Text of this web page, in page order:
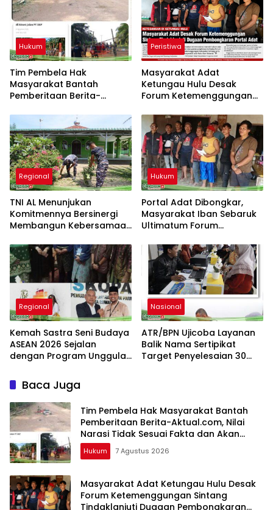
Hukum
Tim Pembela Hak
Masyarakat Bantah
Pemberitaan Berita-
Tidak Sesuai Fakta dan
Akan Tempuh Jalur Dewan
Pers
Peristiwa
Masyarakat Adat
Ketungau Hulu Desak
Forum Ketemenggungan
Dugaan Pembongkaran
Portal Adat
Regional
TNI AL Menunjukan
Komitmennya Bersinergi
Membangun Kebersamaan
Limau Manis
Hukum
Portal Adat Dibongkar,
Masyarakat Iban Sebaruk
Ultimatum Forum
“Jangan Biarkan Hukum
Adat Dilecehkan”
Regional
Kemah Sastra Seni Budaya
ASEAN 2026 Sejalan
dengan Program Unggulan
Nasional
ATR/BPN Ujicoba Layanan
Balik Nama Sertipikat
Target Penyelesaian 30
Baca Juga
Tim Pembela Hak Masyarakat Bantah
Pemberitaan Berita-Aktual.com, Nilai
Narasi Tidak Sesuai Fakta dan Akan
Tempuh Jalur Dewan Pers
Hukum 7 Agustus 2026
Masyarakat Adat Ketungau Hulu Desak
Forum Ketemenggungan Sintang
Tindaklanjuti Dugaan Pembongkaran